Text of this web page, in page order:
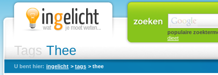
Tags Thee
populaire
dieet
U bent hier: ingelicht > tags > thee